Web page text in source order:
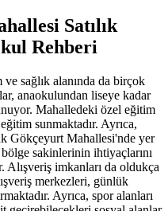
Satılık
Rehberi
sağlık alanında da birçok
anaokulundan liseye kadar
Mahalledeki özel eğitim
sunmaktadır. Ayrıca,
Gökçeyurt Mahallesi'nde yer
sakinlerinin ihtiyaçlarını
Alışveriş imkanları da oldukça
merkezleri, günlük
Ayrıca, spor alanları